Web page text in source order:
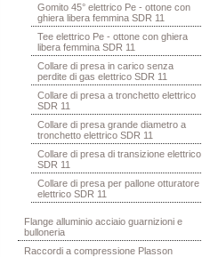
Gomito 45° elettrico Pe - ottone con
ghiera libera femmina SDR 11
Tee elettrico Pe - ottone con ghiera
libera femmina SDR 11
Collare di presa in carico senza
perdite di gas elettrico SDR 11
Collare di presa a tronchetto elettrico
SDR 11
Collare di presa grande diametro a
tronchetto elettrico SDR 11
Collare di presa di transizione elettrico
SDR 11
Collare di presa per pallone otturatore
elettrico SDR 11
Flange alluminio acciaio guarnizioni e
bulloneria
Raccordi a compressione Plasson